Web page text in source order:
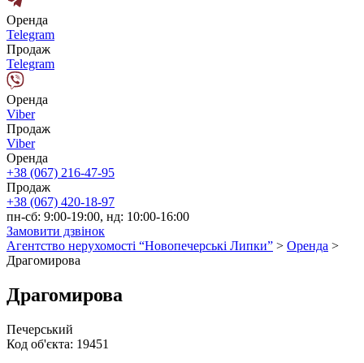
Оренда
Telegram
Продаж
Telegram
Оренда
Viber
Продаж
Viber
Оренда
+38 (067) 216-47-95
Продаж
+38 (067) 420-18-97
пн-сб: 9:00-19:00, нд: 10:00-16:00
Замовити дзвінок
Агентство нерухомості “Новопечерські Липки” > Оренда >
Драгомирова
Драгомирова
Печерський
Код об'єкта: 19451